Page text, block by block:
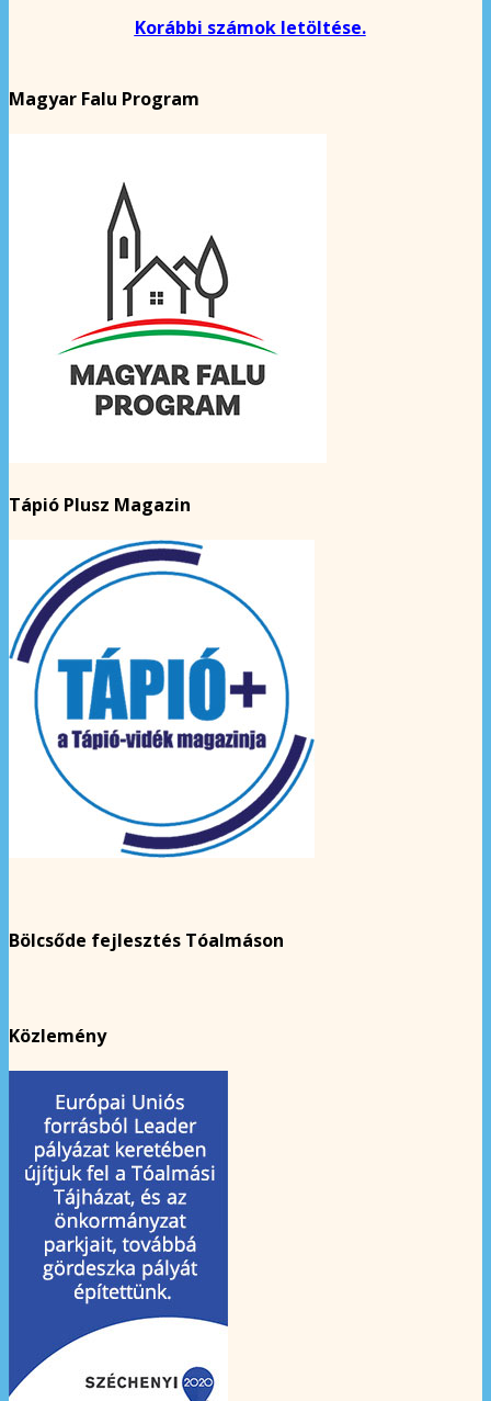
Korábbi számok letöltése.
Magyar Falu Program
Tápió Plusz Magazin
Bölcsőde fejlesztés Tóalmáson
Közlemény